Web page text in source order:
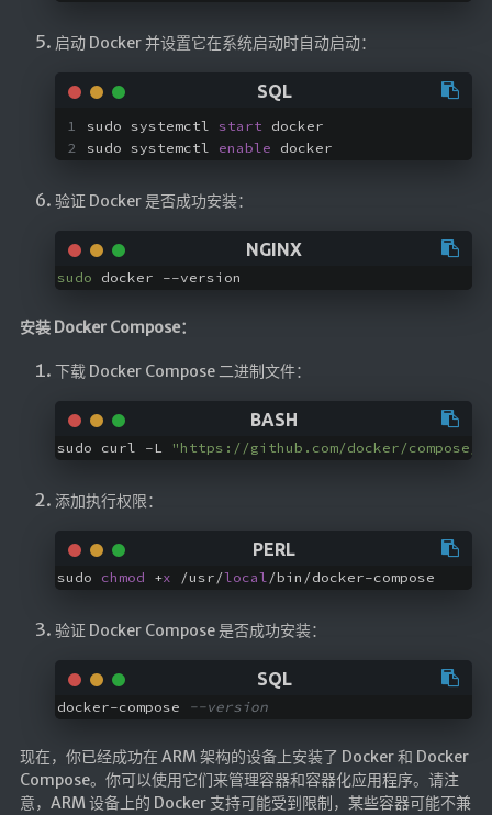
启动 Docker 并设置它在系统启动时自动启动：
sudo systemctl start docker
sudo systemctl enable docker
验证 Docker 是否成功安装：
sudo docker --version
安装 Docker Compose：
下载 Docker Compose 二进制文件：
sudo curl -L "https://github.com/docker/compose/
添加执行权限：
sudo chmod +x /usr/local /bin/docker-compose
验证 Docker Compose 是否成功安装：
docker-compose --version
现在，你已经成功在 ARM 架构的设备上安装了 Docker 和 Docker
Compose。你可以使用它们来管理容器和容器化应用程序。请注
意，ARM 设备上的 Docker 支持可能受到限制，某些容器可能不兼
英美日韩剧
在线影视新增
导航站
在线影视(失效)
电影下载
视频解析
盒子软件
软件接口
🎵音乐播放
随便听听
音乐下载2
音乐下载备用三
无损音乐下载